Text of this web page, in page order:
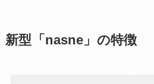
新型「nasne」の特徴